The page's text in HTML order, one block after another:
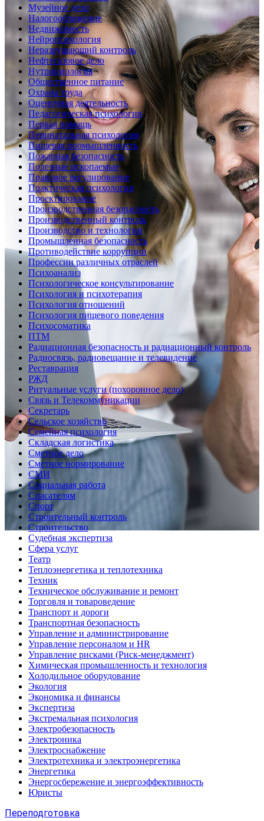
Музейное дело
Налогообложение
Недвижимость
Нейропсихология
Неразрушающий контроль
Нефтегазовое дело
Нутрициология
Общественное питание
Охрана труда
Оценочная деятельность
Педагогическая психология
Первая помощь
Перинатальная психология
Пищевая промышленность
Пожарная безопасность
Полезные ископаемые
Правовое регулирование
Практическая психология
Проектирование
Производственная безопасность
Производственный контроль
Производство и технологии
Промышленная безопасность
Противодействие коррупции
Профессии различных отраслей
Психоанализ
Психологическое консультирование
Психология и психотерапия
Психология отношений
Психология пищевого поведения
Психосоматика
ПТМ
Радиационная безопасность и радиационный контроль
Радиосвязь, радиовещание и телевидение
Реставрация
РЖД
Ритуальные услуги (похоронное дело)
Связь и Телекоммуникации
Секретарь
Сельское хозяйство
Семейная психология
Складская логистика
Сметное дело
Сметное нормирование
СМИ
Социальная работа
Спасателям
Спорт
Строительный контроль
Строительство
Судебная экспертиза
Сфера услуг
Театр
Теплоэнергетика и теплотехника
Техник
Техническое обслуживание и ремонт
Торговля и товароведение
Транспорт и дороги
Транспортная безопасность
Управление и администрирование
Управление персоналом и HR
Управление рисками (Риск-менеджмент)
Химическая промышленность и технология
Холодильное оборудование
Экология
Экономика и финансы
Экспертиза
Экстремальная психология
Электробезопасность
Электроника
Электроснабжение
Электротехника и электроэнергетика
Энергетика
Энергосбережение и энергоэффективность
Юристы
Переподготовка